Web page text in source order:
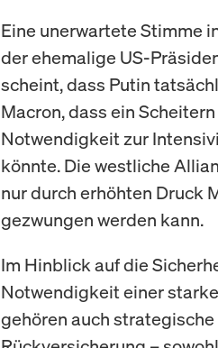
Eine unerwartete Stimme
der ehemalige US-
scheint, dass Putin
Macron, dass ein
Notwendigkeit zur
könnte. Die westliche
nur durch erhöhten Druck
gezwungen werden kann.
Im Hinblick auf die
Notwendigkeit einer
gehören auch